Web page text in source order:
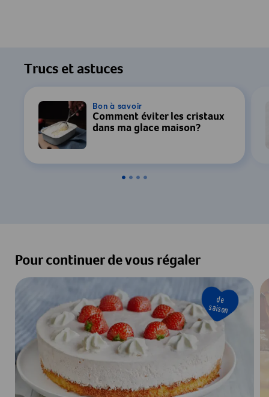
Trucs et astuces
Bon à savoir
Comment éviter les cristaux
dans ma glace maison?
Pour continuer de vous régaler
de
saison